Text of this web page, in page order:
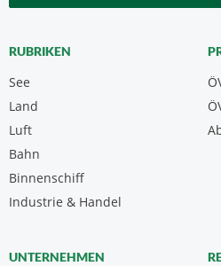
RUBRIKEN
See
Land
Luft
Bahn
Binnenschiff
Industrie & Handel
UNTERNEHMEN